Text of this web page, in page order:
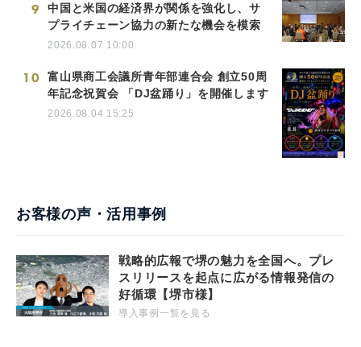
9
中国と米国の経済界が関係を強化し、サ
プライチェーン協力の新たな機会を模索
2026.08.07 10:00
10
富山県商工会議所青年部連合会 創立50周
年記念祝賀会 「DJ盆踊り」を開催します
2026.08.04 15:25
お客様の声・活用事例
戦略的広報で堺の魅力を全国へ。プレ
スリリースを起点に広がる情報発信の
好循環【堺市様】
導入事例一覧を見る